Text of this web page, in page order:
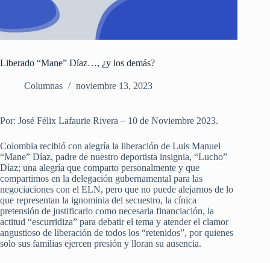
Liberado “Mane” Díaz…, ¿y los demás?
Columnas noviembre 13, 2023
Por: José Félix Lafaurie Rivera – 10 de Noviembre 2023.
Colombia recibió con alegría la liberación de Luis Manuel
“Mane” Díaz, padre de nuestro deportista insignia, “Lucho”
Díaz; una alegría que comparto personalmente y que
compartimos en la delegación gubernamental para las
negociaciones con el ELN, pero que no puede alejarnos de lo
que representan la ignominia del secuestro, la cínica
pretensión de justificarlo como necesaria financiación, la
actitud “escurridiza” para debatir el tema y atender el clamor
angustioso de liberación de todos los “retenidos”, por quienes
solo sus familias ejercen presión y lloran su ausencia.